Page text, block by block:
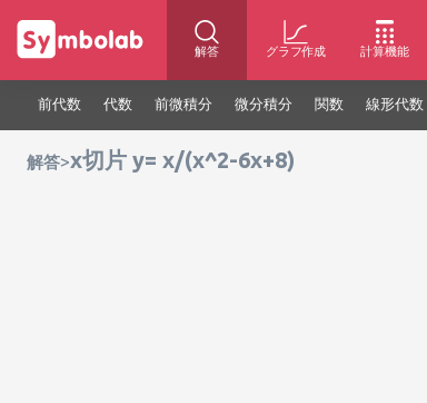
解答 グラフ作成 計算機能
前代数 代数 前微積分 微分積分 関数 線形代数
解答>x切片 y= x/(x^2-6x+8)